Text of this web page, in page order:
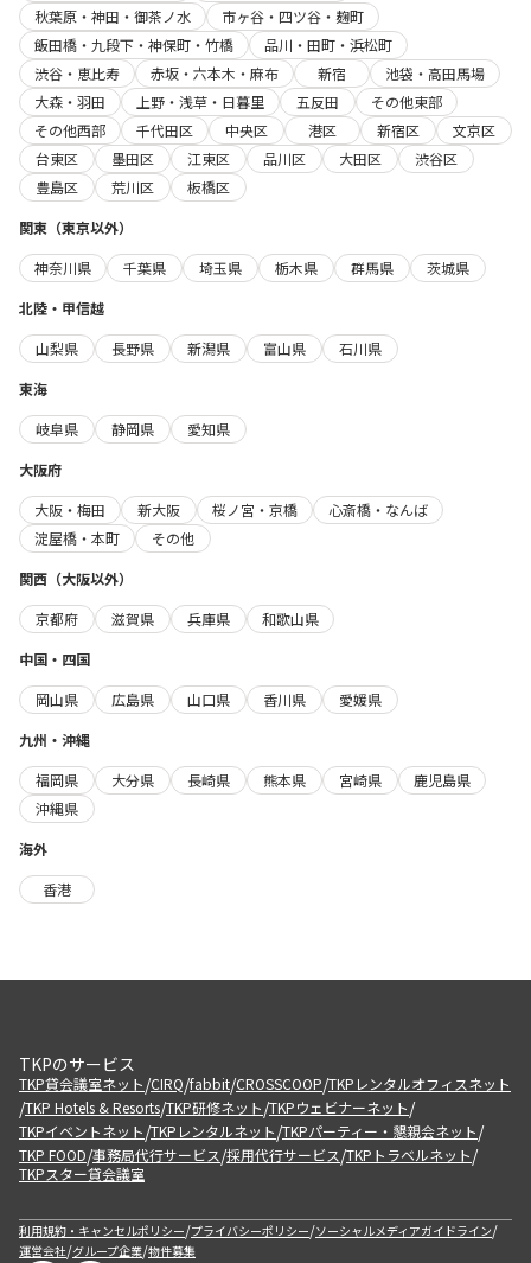
秋葉原・神田・御茶ノ水
市ヶ谷・四ツ谷・麹町
飯田橋・九段下・神保町・竹橋
品川・田町・浜松町
渋谷・恵比寿
赤坂・六本木・麻布 新宿
池袋・高田馬場
大森・羽田
上野・浅草・日暮里 五反田
その他東部
その他西部
千代田区 中央区 港区 新宿区
文京区
台東区
墨田区 江東区 品川区 大田区
渋谷区
豊島区
荒川区
板橋区
関東（東京以外）
神奈川県
千葉県 埼玉県 栃木県 群馬県
茨城県
北陸・甲信越
山梨県
長野県 新潟県 富山県
石川県
東海
岐阜県
静岡県
愛知県
大阪府
大阪・梅田
新大阪 桜ノ宮・京橋
心斎橋・なんば
淀屋橋・本町
その他
関西（大阪以外）
京都府
滋賀県 兵庫県
和歌山県
中国・四国
岡山県
広島県 山口県 香川県
愛媛県
九州・沖縄
福岡県
大分県 長崎県 熊本県 宮崎県
鹿児島県
沖縄県
海外
香港
TKPのサービス
TKP貸会議室ネット/CIRQ/fabbit/CROSSCOOP/TKPレンタルオフィスネット
/TKP Hotels & Resorts/TKP研修ネット/TKPウェビナーネット/
TKPイベントネット/TKPレンタルネット/TKPパーティー・懇親会ネット/
TKP FOOD/事務局代行サービス/採用代行サービス/TKPトラベルネット/
TKPスター貸会議室
利用規約・キャンセルポリシー/プライバシーポリシー/ソーシャルメディアガイドライン/
運営会社/グループ企業/物件募集